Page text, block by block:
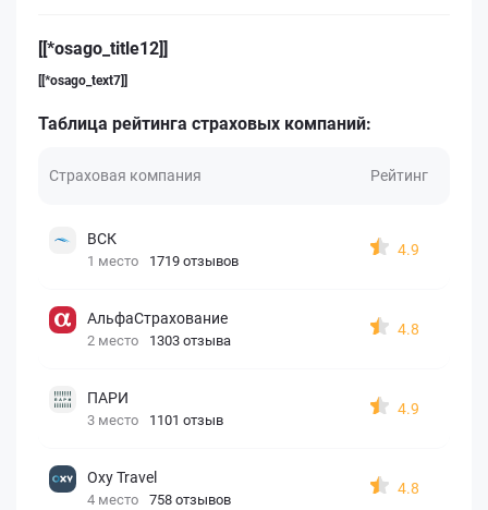
[[*osago_title12]]
[[*osago_text7]]
Таблица рейтинга страховых компаний:
Страховая компания Рейтинг
ВСК
1 место 1719 отзывов
4.9
АльфаСтрахование
2 место 1303 отзыва
4.8
ПАРИ
3 место 1101 отзыв
4.9
Oxy Travel
4 место 758 отзывов
4.8